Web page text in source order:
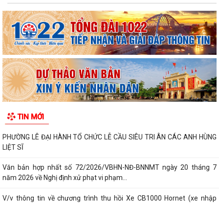
TIN MỚI
PHƯỜNG LÊ ĐẠI HÀNH TỔ CHỨC LỄ CẦU SIÊU TRI ÂN CÁC ANH HÙNG
LIỆT SĨ
Văn bản hợp nhất số 72/2026/VBHN-NĐ-BNNMT ngày 20 tháng 7
năm 2026 về Nghị định xử phạt vi phạm...
V/v thông tin về chương trình thu hồi Xe CB1000 Hornet (xe nhập